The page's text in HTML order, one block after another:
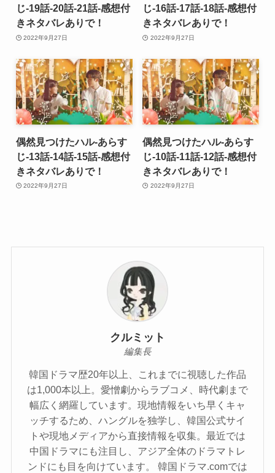
じ-19話-20話-21話-感想付
きネタバレありで！
2022年9月27日
じ-16話-17話-18話-感想付
きネタバレありで！
2022年9月27日
偶然見つけたハル-あらす
じ-13話-14話-15話-感想付
きネタバレありで！
2022年9月27日
偶然見つけたハル-あらす
じ-10話-11話-12話-感想付
きネタバレありで！
2022年9月27日
クルミット
編集長
韓国ドラマ歴20年以上、これまでに視聴した作品
は1,000本以上。愛憎劇からラブコメ、時代劇まで
幅広く網羅しています。現地情報をいち早くキャ
ッチするため、ハングルを独学し、韓国公式サイ
トや現地メディアから直接情報を収集。最近では
中国ドラマにも注目し、アジア全体のドラマトレ
ンドにも目を向けています。 韓国ドラマ.comでは